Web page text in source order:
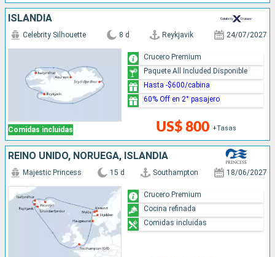
ISLANDIA
Comidas incluidas
Celebrity Silhouette 8 d Reykjavik 24/07/2027
US$ 800 +Tasas
Crucero Premium
Paquete All Included Disponible
Hasta -$600/cabina
60% Off en 2° pasajero
REINO UNIDO, NORUEGA, ISLANDIA
Majestic Princess 15 d Southampton 18/06/2027
Crucero Premium
Cocina refinada
Comidas incluidas